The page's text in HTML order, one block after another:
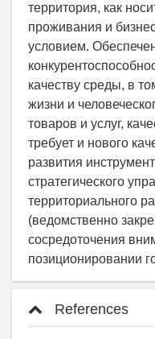
территория, как
проживания и
условием.
качеству среды, в
жизни и
товаров и услуг,
требует и нового
развития
стратегического
территориального
(ведомственно
сосредоточения
позиционировании
References